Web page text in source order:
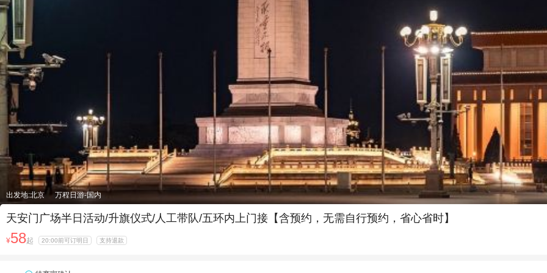
出发地:北京 万程日游-国内
天安门广场半日活动/升旗仪式/人工带队/五环内上门接【含预约，无需自行预约，省心省时】
¥58起 20:00前可订明日 支持退款